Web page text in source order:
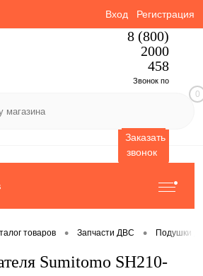
Вход Регистрация
8 (800)
2000
458
Звонок по
Заказать
звонок
0
товаров • Запчасти ДВС • Подушки
Sumitomo SH210-